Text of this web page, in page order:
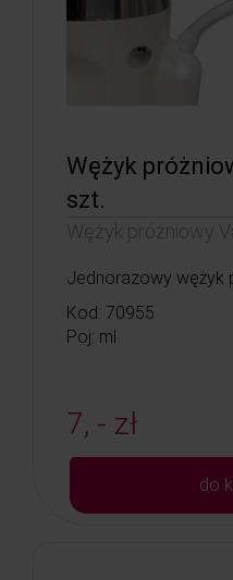
Wężyk
szt.
Wężyk próżniowy
Jednorazowy wężyk
Kod: 70955
Poj: ml
7, - zł
do